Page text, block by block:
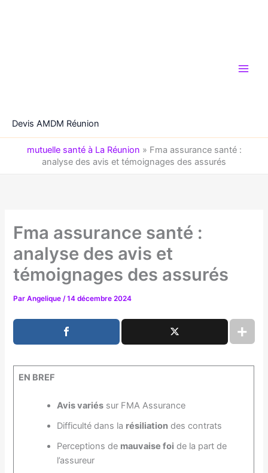
Devis AMDM Réunion
mutuelle santé à La Réunion » Fma assurance santé :
analyse des avis et témoignages des assurés
Fma assurance santé :
analyse des avis et
témoignages des assurés
ParAngelique/14 décembre 2024
EN BREF
Avis variéssur FMA Assurance
Difficulté dans la résiliationdes contrats
Perceptions de mauvaise foi de la part de
l’assureur